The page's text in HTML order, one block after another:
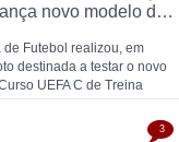
FPF testa em Bragança novo modelo de formação de treinadores de futsal
Futebol realizou, em
destinada a testar o novo
UEFA C de Treina
3